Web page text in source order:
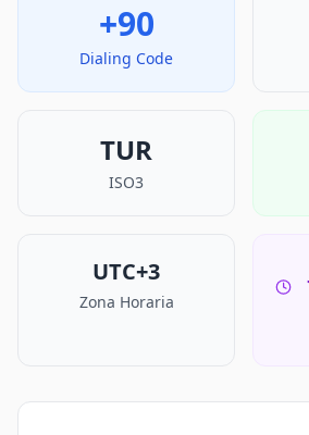
+90
Dialing Code
TUR
ISO3
UTC+3
Zona Horaria